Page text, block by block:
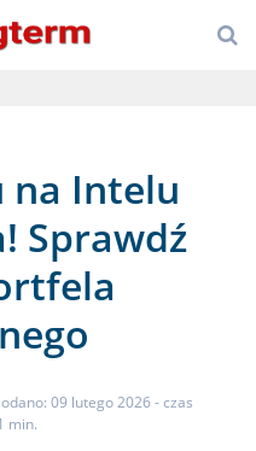
na Intelu
Sprawdź
09 lutego 2026 - czas
min.